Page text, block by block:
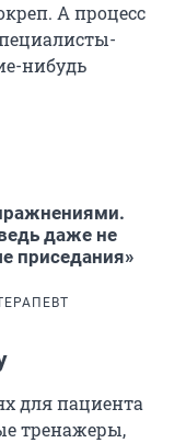
А процесс
нибудь
даже не
приседания»
для пациента
тренажеры,